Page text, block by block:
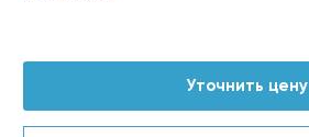
Уточнить цену